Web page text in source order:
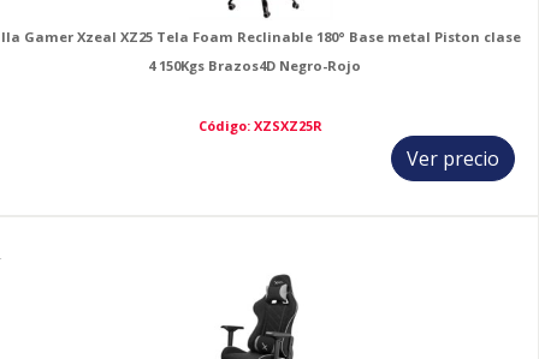
Gamer Xzeal XZ25 Tela Foam Reclinable 180° Base metal Piston clase
4 150Kgs Brazos4D Negro-Rojo
Código: XZSXZ25R
Ver precio